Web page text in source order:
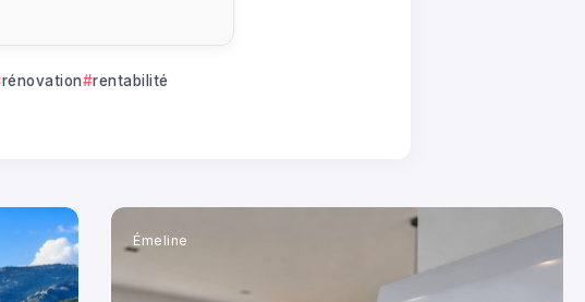
rénovation rentabilité
Émeline